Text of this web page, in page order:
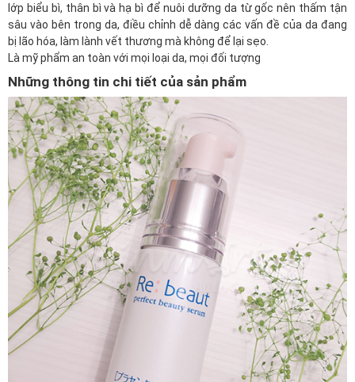
lớp biểu bì, thân bì và hạ bì để nuôi dưỡng da từ gốc nên thấm tận
sâu vào bên trong da, điều chỉnh dễ dàng các vấn đề của da đang
bị lão hóa, làm lành vết thương mà không để lại sẹo.
Là mỹ phẩm an toàn với mọi loại da, mọi đối tượng
Những thông tin chi tiết của sản phẩm